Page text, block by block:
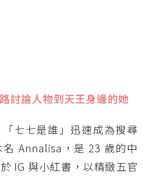
討論人物到天王身邊的她
七七是誰」迅速成為搜尋
Annalisa，是 23 歲的中
IG 與小紅書，以精緻五官